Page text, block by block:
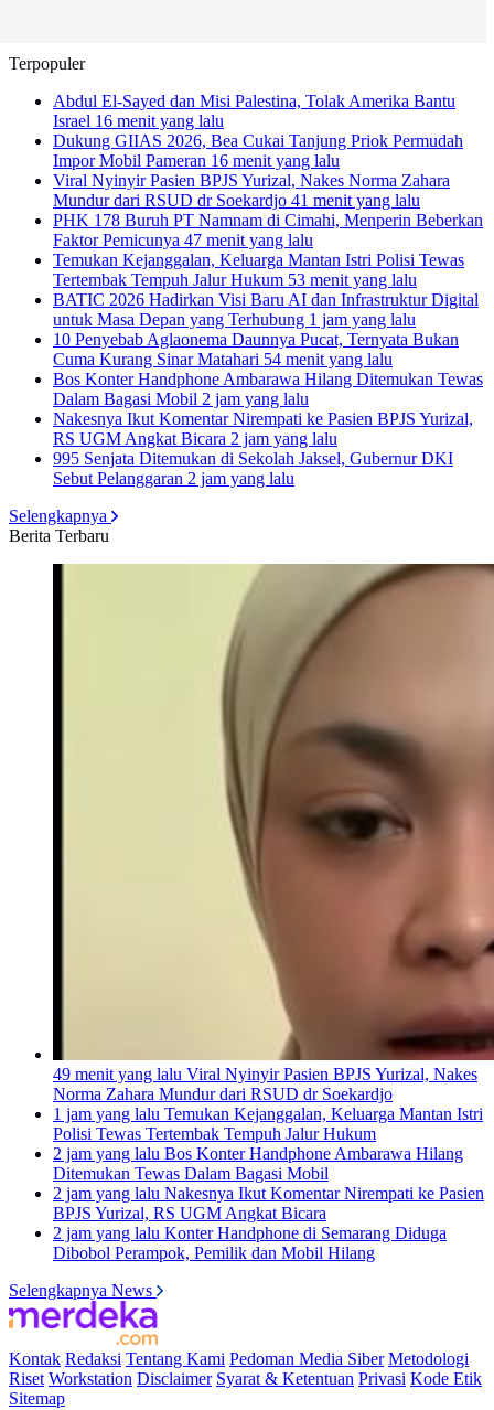
Terpopuler
Abdul El-Sayed dan Misi Palestina, Tolak Amerika Bantu
Israel 16 menit yang lalu
Dukung GIIAS 2026, Bea Cukai Tanjung Priok Permudah
Impor Mobil Pameran 16 menit yang lalu
Viral Nyinyir Pasien BPJS Yurizal, Nakes Norma Zahara
Mundur dari RSUD dr Soekardjo 41 menit yang lalu
PHK 178 Buruh PT Namnam di Cimahi, Menperin Beberkan
Faktor Pemicunya 47 menit yang lalu
Temukan Kejanggalan, Keluarga Mantan Istri Polisi Tewas
Tertembak Tempuh Jalur Hukum 53 menit yang lalu
BATIC 2026 Hadirkan Visi Baru AI dan Infrastruktur Digital
untuk Masa Depan yang Terhubung 1 jam yang lalu
10 Penyebab Aglaonema Daunnya Pucat, Ternyata Bukan
Cuma Kurang Sinar Matahari 54 menit yang lalu
Bos Konter Handphone Ambarawa Hilang Ditemukan Tewas
Dalam Bagasi Mobil 2 jam yang lalu
Nakesnya Ikut Komentar Nirempati ke Pasien BPJS Yurizal,
RS UGM Angkat Bicara 2 jam yang lalu
995 Senjata Ditemukan di Sekolah Jaksel, Gubernur DKI
Sebut Pelanggaran 2 jam yang lalu
Selengkapnya
Berita Terbaru
49 menit yang lalu Viral Nyinyir Pasien BPJS Yurizal, Nakes
Norma Zahara Mundur dari RSUD dr Soekardjo
1 jam yang lalu Temukan Kejanggalan, Keluarga Mantan Istri
Polisi Tewas Tertembak Tempuh Jalur Hukum
2 jam yang lalu Bos Konter Handphone Ambarawa Hilang
Ditemukan Tewas Dalam Bagasi Mobil
2 jam yang lalu Nakesnya Ikut Komentar Nirempati ke Pasien
BPJS Yurizal, RS UGM Angkat Bicara
2 jam yang lalu Konter Handphone di Semarang Diduga
Dibobol Perampok, Pemilik dan Mobil Hilang
Selengkapnya News
Kontak Redaksi Tentang Kami Pedoman Media Siber Metodologi
Riset Workstation Disclaimer Syarat & Ketentuan Privasi Kode Etik
Sitemap